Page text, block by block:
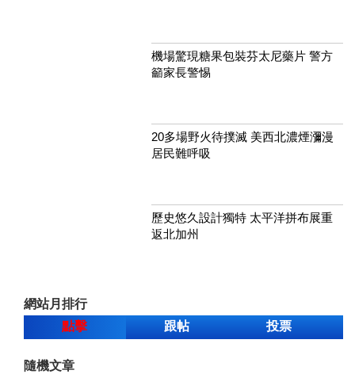
機場驚現糖果包裝芬太尼藥片 警方
籲家長警惕
20多場野火待撲滅 美西北濃煙瀰漫
居民難呼吸
歷史悠久設計獨特 太平洋拼布展重
返北加州
網站月排行
點擊
跟帖 投票
隨機文章